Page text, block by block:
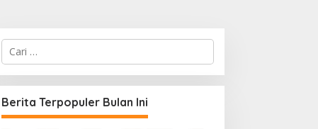
C
i
u
n
t
Berita Terpopuler Bulan Ini